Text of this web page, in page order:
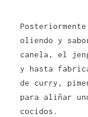
oliendo y
canela, el
y hasta
de curry,
para aliñar
cocidos.